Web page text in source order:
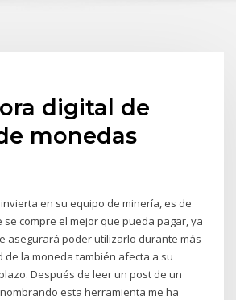
digital de
monedas
en su equipo de minería, es de
compre el mejor que pueda pagar, ya
asegurará poder utilizarlo durante más
de la moneda también afecta a su
Después de leer un post de un
esta herramienta me ha